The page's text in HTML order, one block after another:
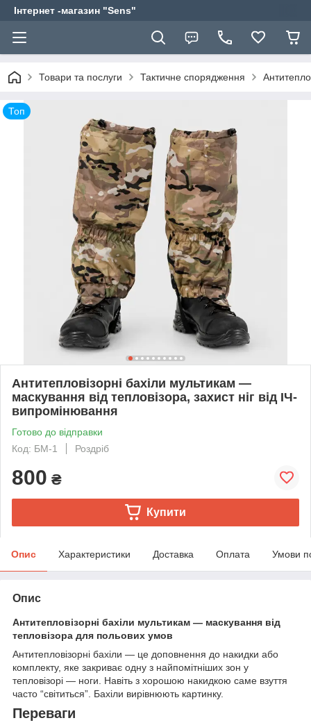
Інтернет -магазин "Sens"
Товари та послуги Тактичне спорядження
Топ
Антитепловізорні бахіли мультикам —
маскування від тепловізора, захист ніг від ІЧ-
випромінювання
Готово до відправки
Код: БМ-1
Роздріб
800 ₴
Купити
Опис Характеристики Доставка Оплата Умови
Опис
Антитепловізорні бахіли мультикам — маскування від
тепловізора для польових умов
Антитепловізорні бахіли — це доповнення до накидки або
комплекту, яке закриває одну з найпомітніших зон у
тепловізорі — ноги. Навіть з хорошою накидкою саме взуття
часто “світиться”. Бахіли вирівнюють картинку.
Переваги